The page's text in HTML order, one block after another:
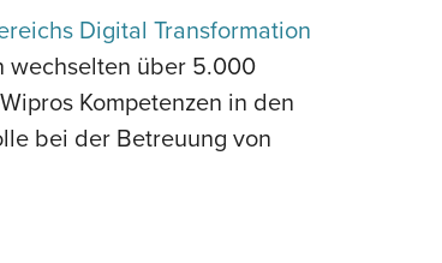
Digital Transformation
wechselten über 5.000
Kompetenzen in den
bei der Betreuung von